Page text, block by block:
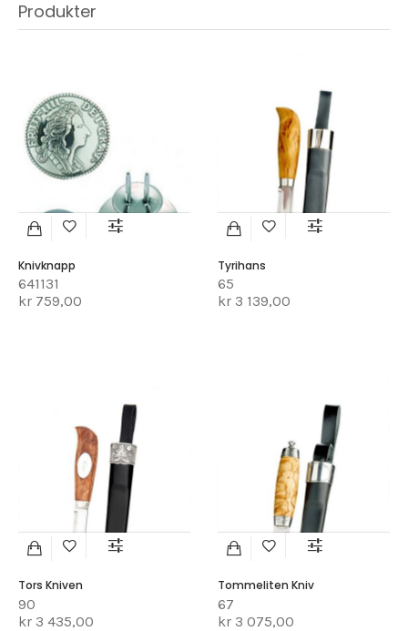
Produkter
Knivknapp
641131
kr 759,00
Tyrihans
65
kr 3 139,00
Tors Kniven
90
kr 3 435,00
Tommeliten Kniv
67
kr 3 075,00